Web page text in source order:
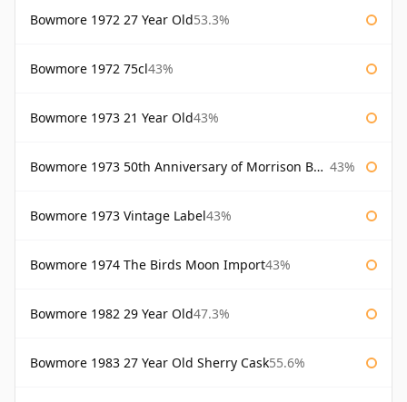
Bowmore 1972 27 Year Old53.3%
Bowmore 1972 75cl43%
Bowmore 1973 21 Year Old43%
Bowmore 1973 50th Anniversary of Morrison Bowmore 43%
Bowmore 1973 Vintage Label43%
Bowmore 1974 The Birds Moon Import43%
Bowmore 1982 29 Year Old47.3%
Bowmore 1983 27 Year Old Sherry Cask55.6%